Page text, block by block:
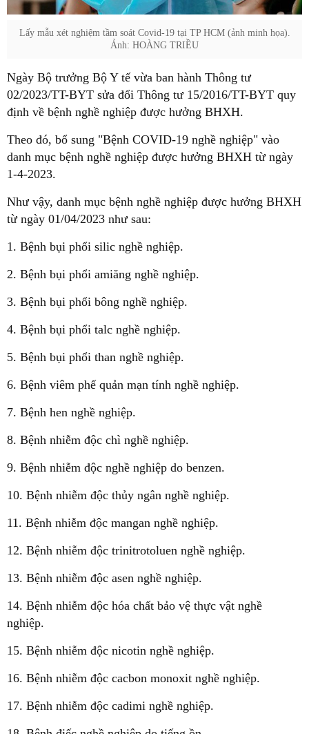
Lấy mẫu xét nghiệm tầm soát Covid-19 tại TP HCM (ảnh minh họa).
Ảnh: HOÀNG TRIỀU
Ngày Bộ trưởng Bộ Y tế vừa ban hành Thông tư
02/2023/TT-BYT sửa đổi Thông tư 15/2016/TT-BYT quy
định về bệnh nghề nghiệp được hưởng BHXH.
Theo đó, bổ sung "Bệnh COVID-19 nghề nghiệp" vào
danh mục bệnh nghề nghiệp được hưởng BHXH từ ngày
1-4-2023.
Như vậy, danh mục bệnh nghề nghiệp được hưởng BHXH
từ ngày 01/04/2023 như sau:
1. Bệnh bụi phổi silic nghề nghiệp.
2. Bệnh bụi phổi amiăng nghề nghiệp.
3. Bệnh bụi phổi bông nghề nghiệp.
4. Bệnh bụi phổi talc nghề nghiệp.
5. Bệnh bụi phổi than nghề nghiệp.
6. Bệnh viêm phế quản mạn tính nghề nghiệp.
7. Bệnh hen nghề nghiệp.
8. Bệnh nhiễm độc chì nghề nghiệp.
9. Bệnh nhiễm độc nghề nghiệp do benzen.
10. Bệnh nhiễm độc thủy ngân nghề nghiệp.
11. Bệnh nhiễm độc mangan nghề nghiệp.
12. Bệnh nhiễm độc trinitrotoluen nghề nghiệp.
13. Bệnh nhiễm độc asen nghề nghiệp.
14. Bệnh nhiễm độc hóa chất bảo vệ thực vật nghề
nghiệp.
15. Bệnh nhiễm độc nicotin nghề nghiệp.
16. Bệnh nhiễm độc cacbon monoxit nghề nghiệp.
17. Bệnh nhiễm độc cadimi nghề nghiệp.